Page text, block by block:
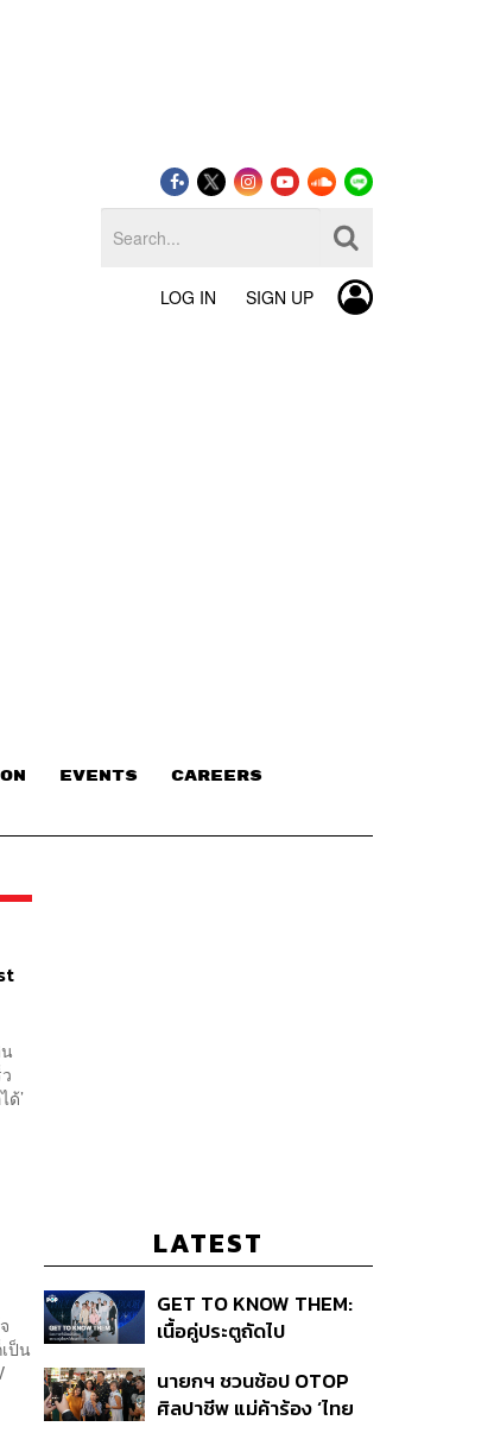
LOG IN SIGN UP
EVENTS CAREERS
ด้’
ป็น
LATEST
GET TO KNOW THEM:
เนื้อคู่ประตูถัดไป
นายกฯ ชวนช้อป OTOP
ศิลปาชีพ แม่ค้าร้อง ‘ไทย